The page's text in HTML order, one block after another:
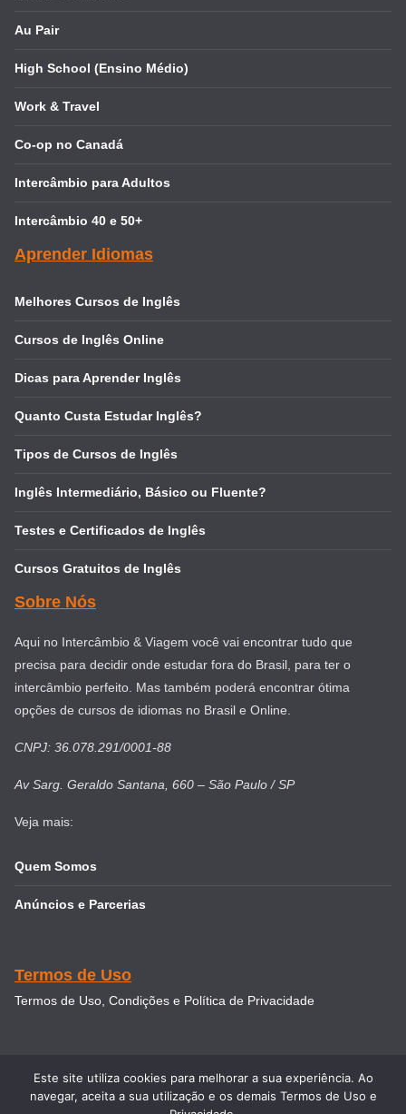
Au Pair
High School (Ensino Médio)
Work & Travel
Co-op no Canadá
Intercâmbio para Adultos
Intercâmbio 40 e 50+
Aprender Idiomas
Melhores Cursos de Inglês
Cursos de Inglês Online
Dicas para Aprender Inglês
Quanto Custa Estudar Inglês?
Tipos de Cursos de Inglês
Inglês Intermediário, Básico ou Fluente?
Testes e Certificados de Inglês
Cursos Gratuitos de Inglês
Sobre Nós
Aqui no Intercâmbio & Viagem você vai encontrar tudo que
precisa para decidir onde estudar fora do Brasil, para ter o
intercâmbio perfeito. Mas também poderá encontrar ótima
opções de cursos de idiomas no Brasil e Online.
CNPJ: 36.078.291/0001-88
Av Sarg. Geraldo Santana, 660 – São Paulo / SP
Veja mais:
Quem Somos
Anúncios e Parcerias
Termos de Uso
Termos de Uso, Condições e Política de Privacidade
Este site utiliza cookies para melhorar a sua experiência. Ao
navegar, aceita a sua utilização e os demais Termos de Uso e